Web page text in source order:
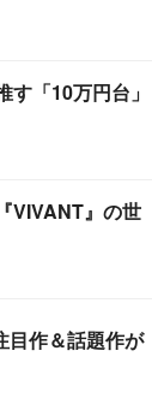
す「10万円台」
VIVANT』の世
目作＆話題作が